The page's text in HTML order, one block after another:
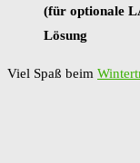
(für optionale
Lösung
Viel Spaß beim